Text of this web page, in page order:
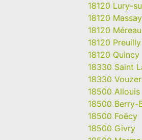
18120 Lury-
18120 Massay
18120 Méreau
18120 Preuilly
18120 Quincy
18330 Saint
18330
18500 Allouis
18500 Berry-
18500 Foëcy
18500 Givry